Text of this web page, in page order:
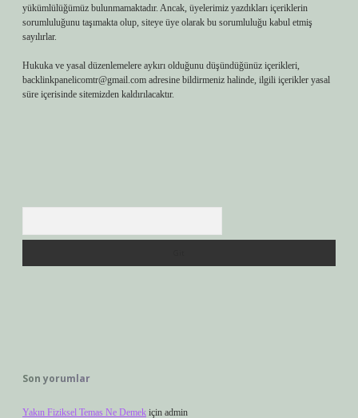
yükümlülüğümüz bulunmamaktadır. Ancak, üyelerimiz yazdıkları içeriklerin
sorumluluğunu taşımakta olup, siteye üye olarak bu sorumluluğu kabul etmiş
sayılırlar.
Hukuka ve yasal düzenlemelere aykırı olduğunu düşündüğünüz içerikleri,
backlinkpanelicomtr@gmail.com adresine bildirmeniz halinde, ilgili içerikler yasal
süre içerisinde sitemizden kaldırılacaktır.
Son yorumlar
Yakın Fiziksel Temas Ne Demek için admin